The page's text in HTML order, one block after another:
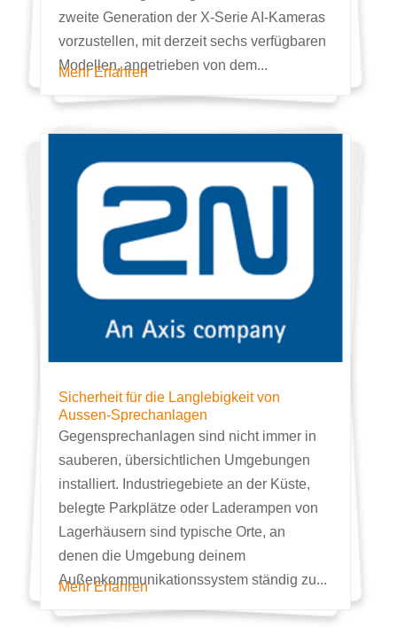
zweite Generation der X-Serie AI-Kameras
vorzustellen, mit derzeit sechs verfügbaren
Modellen, angetrieben von dem...
Mehr Erfahren
Sicherheit für die Langlebigkeit von
Aussen-Sprechanlagen
Gegensprechanlagen sind nicht immer in
sauberen, übersichtlichen Umgebungen
installiert. Industriegebiete an der Küste,
belegte Parkplätze oder Laderampen von
Lagerhäusern sind typische Orte, an
denen die Umgebung deinem
Außenkommunikationssystem ständig zu...
Mehr Erfahren